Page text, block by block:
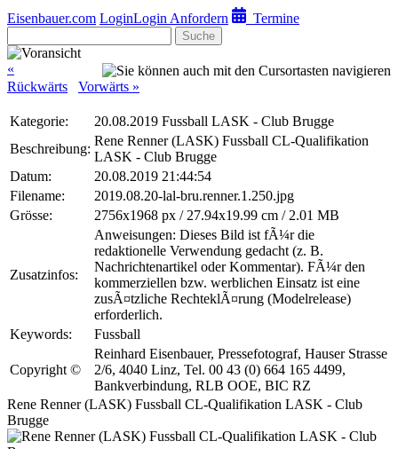
Eisenbauer.com LoginLogin Anfordern Termine
Suche
«
Rückwärts
Vorwärts »
Kategorie:
20.08.2019 Fussball LASK - Club Brugge
Beschreibung:
Rene Renner (LASK) Fussball CL-Qualifikation
LASK - Club Brugge
Datum:
20.08.2019 21:44:54
Filename:
2019.08.20-lal-bru.renner.1.250.jpg
Grösse:
2756x1968 px / 27.94x19.99 cm / 2.01 MB
Zusatzinfos:
Anweisungen: Dieses Bild ist fÃ¼r die
redaktionelle Verwendung gedacht (z. B.
Nachrichtenartikel oder Kommentar). FÃ¼r den
kommerziellen bzw. werblichen Einsatz ist eine
zusÃ¤tzliche RechteklÃ¤rung (Modelrelease)
erforderlich.
Keywords:
Fussball
Copyright ©
Reinhard Eisenbauer, Pressefotograf, Hauser Strasse
2/6, 4040 Linz, Tel. 00 43 (0) 664 165 4499,
Bankverbindung, RLB OOE, BIC RZ
Rene Renner (LASK) Fussball CL-Qualifikation LASK - Club
Brugge